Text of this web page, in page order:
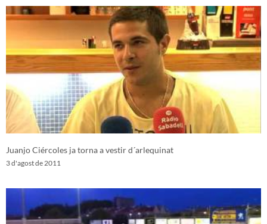
Juanjo Ciércoles ja torna a vestir d´arlequinat
3 d'agost de 2011